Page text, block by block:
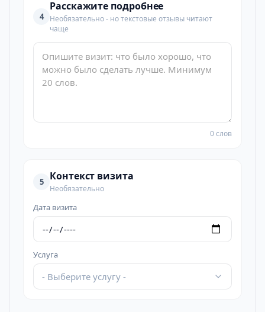
4
Расскажите подробнее
Необязательно - но текстовые отзывы читают
чаще
0 слов
5 Контекст визита
Необязательно
Дата визита
Услуга
- Выберите услугу -